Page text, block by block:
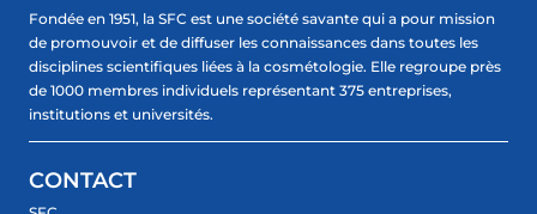
Fondée en 1951, la SFC est une société savante qui a pour mission
de promouvoir et de diffuser les connaissances dans toutes les
disciplines scientifiques liées à la cosmétologie. Elle regroupe près
de 1000 membres individuels représentant 375 entreprises,
institutions et universités.
CONTACT